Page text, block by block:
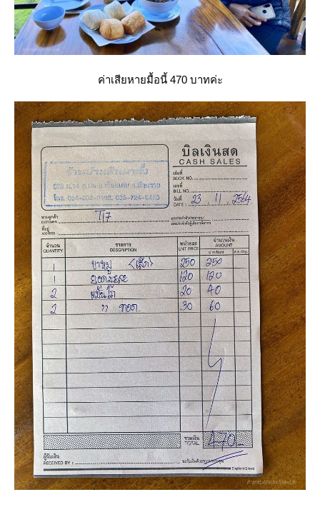
ค่าเสียหายมื้อนี้ 470 บาทค่ะ